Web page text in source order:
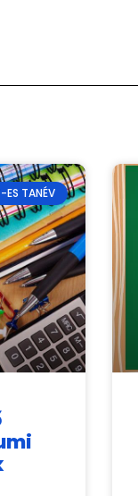
TANÉV